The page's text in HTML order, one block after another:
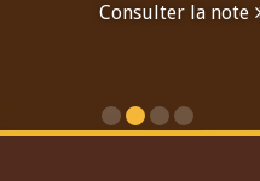
Consulter la note